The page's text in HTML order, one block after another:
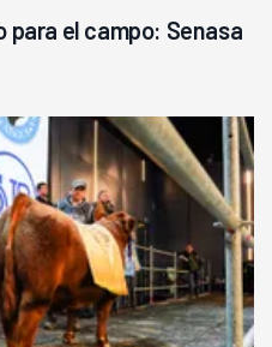
para el campo: Senasa